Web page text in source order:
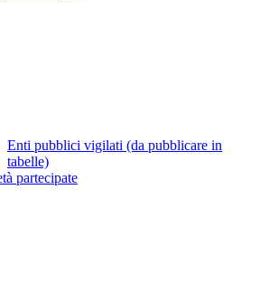
Enti pubblici vigilati (da pubblicare in
tabelle)
partecipate